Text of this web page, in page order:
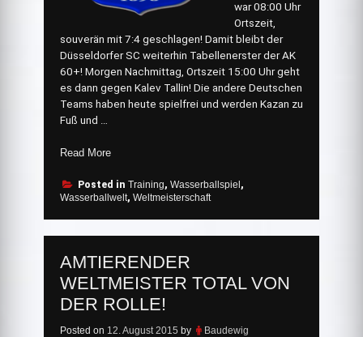
war 08:00 Uhr
Ortszeit,
souverän mit 7:4 geschlagen! Damit bleibt der
Düsseldorfer SC weiterhin Tabellenerster der AK
60+! Morgen Nachmittag, Ortszeit 15:00 Uhr geht
es dann gegen Kalev Tallin! Die andere Deutschen
Teams haben heute spielfrei und werden Kazan zu
Fuß und …
Read More„Düsseldorfer
auf
WM
Goldmedaillenkurs“
Posted in Training, Wasserballspiel ,
Wasserballwelt, Weltmeisterschaft
AMTIERENDER
WELTMEISTER TOTAL VON
DER ROLLE!
Posted on 12. August 2015 by Baudewig